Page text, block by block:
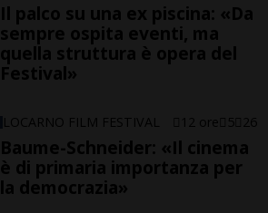
Il palco su una ex piscina: «Da
sempre ospita eventi, ma
quella struttura è opera del
Festival»
LOCARNO FILM FESTIVAL 12 ore 5 26
Baume-Schneider: «Il cinema
è di primaria importanza per
la democrazia»